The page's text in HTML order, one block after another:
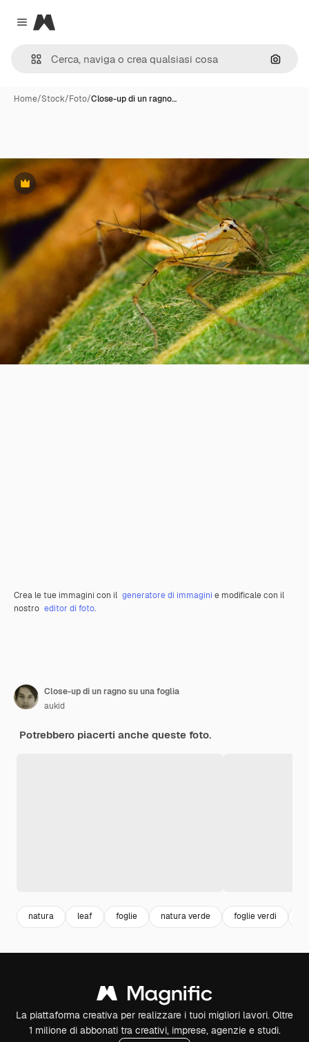
Close menu
Magnific
Cerca
Home/Stock/Foto/Close-up di un ragno…
Premium
Crea le tue immagini con il generatore di immagini e modificale con il
nostro editor di foto.
Close-up di un ragno su una foglia
aukid
Potrebbero piacerti anche queste foto.
natura leaf foglie natura verde foglie verdi
La piattaforma creativa per realizzare i tuoi migliori lavori. Oltre
1 milione di abbonati tra creativi, imprese, agenzie e studi.